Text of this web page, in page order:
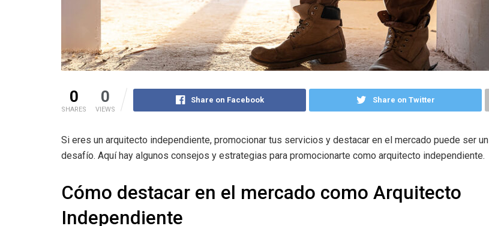
0
SHARES
0
VIEWS
Share on Facebook Share on Twitter
Si eres un arquitecto independiente, promocionar tus servicios y destacar en el mercado puede ser un
desafío. Aquí hay algunos consejos y estrategias para promocionarte como arquitecto independiente.
Cómo destacar en el mercado como Arquitecto
Independiente